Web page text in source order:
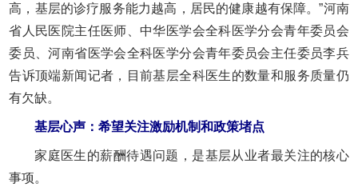
高，基层的诊疗服务能力越高，居民的健康越有保障。”河南
省人民医院主任医师、中华医学会全科医学分会青年委员会
委员、河南省医学会全科医学分会青年委员会主任委员李兵
告诉顶端新闻记者，目前基层全科医生的数量和服务质量仍
有欠缺。
基层心声：希望关注激励机制和政策堵点
家庭医生的薪酬待遇问题，是基层从业者最关注的核心
事项。